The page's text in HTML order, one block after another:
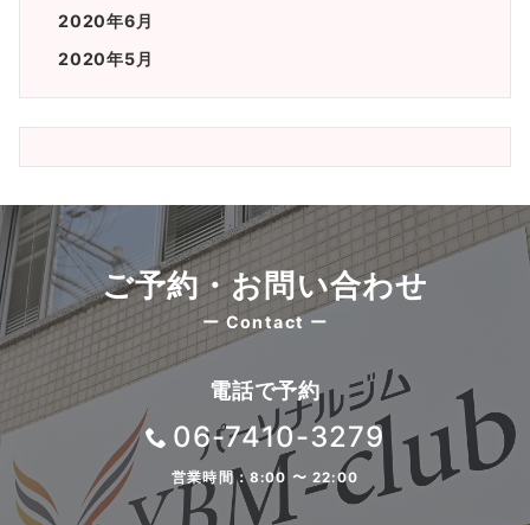
2020年6月
2020年5月
ご予約・お問い合わせ
ー Contact ー
電話で予約
06-7410-3279
営業時間：8:00 〜 22:00